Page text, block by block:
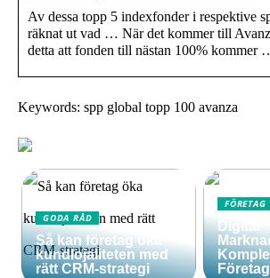
Av dessa topp 5 indexfonder i respektive
räknat ut vad … När det kommer till
detta att fonden till nästan 100% kommer
Keywords: spp global topp 100 avanza
GODA RÅD
Så kan företag öka
kundlojaliteten med
rätt CRM-strategi
FÖRETAG
Digital
Företag